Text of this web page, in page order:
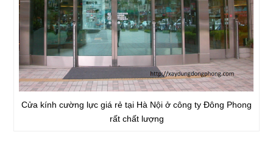
Cửa kính cường lực giá rẻ tại Hà Nội ở công ty Đông Phong
rất chất lượng